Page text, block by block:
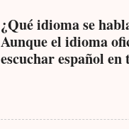
¿Qué idioma se
Aunque el idioma
escuchar español
venezolana,